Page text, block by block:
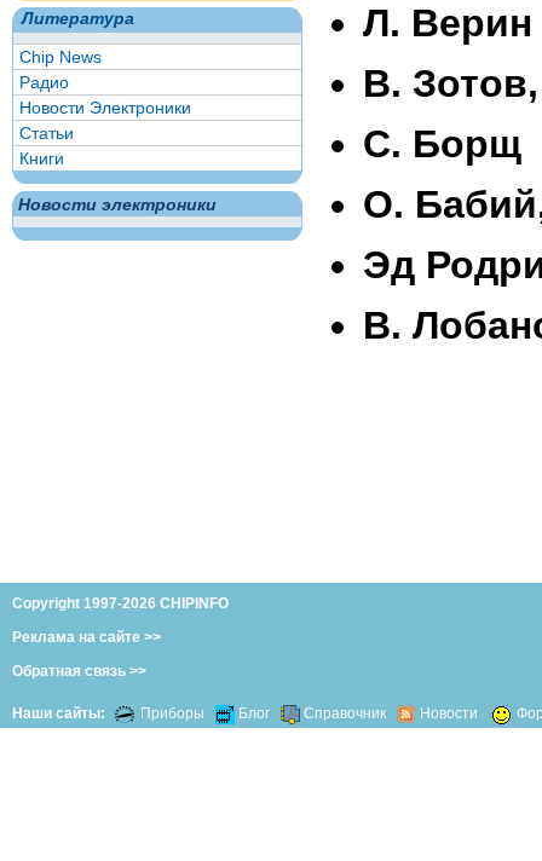
Литература
Chip News
Радио
Новости Электроники
Статьи
Книги
Новости электроники
Л. Верин
В.
С. Борщ
О.
Эд
В.
Copyright 1997-2026 CHIPINFO
Реклама на сайте >>
Обратная связь >>
Наши сайты: Приборы Блог Справочник Новости